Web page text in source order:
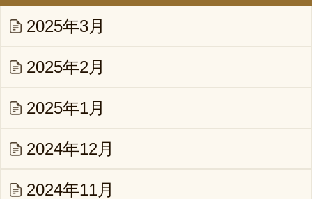
2025年3月
2025年2月
2025年1月
2024年12月
2024年11月